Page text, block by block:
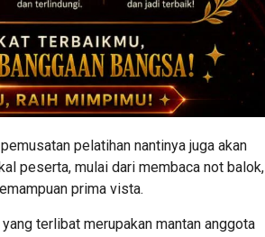
pelatihan nantinya juga akan
peserta, mulai dari membaca not balok,
prima vista.
terlibat merupakan mantan anggota